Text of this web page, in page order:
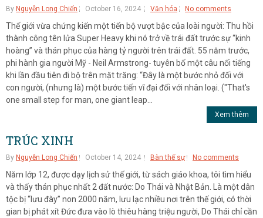
By Nguyễn Long Chiến October 16, 2024 Văn hóa No comments
Thế giới vừa chứng kiến một tiến bộ vượt bậc của loài người: Thu hồi
thành công tên lửa Super Heavy khi nó trở về trái đất trước sự “kinh
hoàng” và thán phục của hàng tỷ người trên trái đất. 55 năm trước,
phi hành gia người Mỹ - Neil Armstrong- tuyên bố một câu nổi tiếng
khi lần đầu tiên đi bộ trên mặt trăng: “Đây là một bước nhỏ đối với
con người, (nhưng là) một bước tiến vĩ đại đối với nhân loại. ("That's
one small step for man, one giant leap...
Xem thêm
TRÚC XINH
By Nguyễn Long Chiến October 14, 2024 Bàn thế sự No comments
Năm lớp 12, được dạy lịch sử thế giới, từ sách giáo khoa, tôi tìm hiểu
và thấy thán phục nhất 2 đất nước: Do Thái và Nhật Bản. Là một dân
tộc bị “lưu đày” non 2000 năm, lưu lạc nhiều nơi trên thế giới, có thời
gian bị phát xít Đức đưa vào lò thiêu hàng triệu người, Do Thái chỉ cần